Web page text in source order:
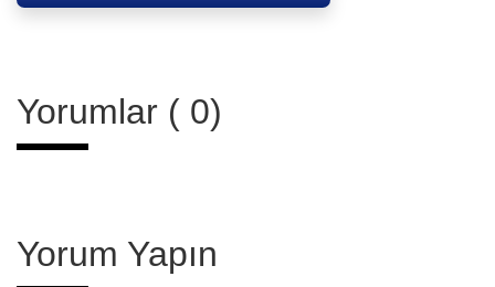
Yorumlar ( 0)
Yorum Yapın